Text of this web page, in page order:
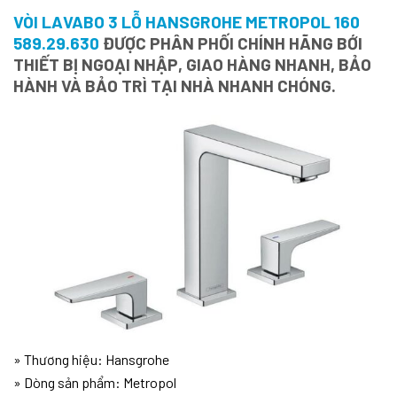
VÒI LAVABO 3 LỖ HANSGROHE METROPOL 160
589.29.630 ĐƯỢC PHÂN PHỐI CHÍNH HÃNG BỚI
THIẾT BỊ NGOẠI NHẬP, GIAO HÀNG NHANH, BẢO
HÀNH VÀ BẢO TRÌ TẠI NHÀ NHANH CHÓNG.
» Thương hiệu: Hansgrohe
» Dòng sản phẩm: Metropol